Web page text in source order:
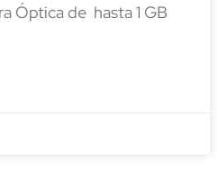
Óptica de hasta 1 GB